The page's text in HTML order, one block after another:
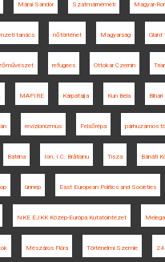
Márai Sándor Szatmárnémeti Magyar-
tanács nőtörténet Magyarság Glant
refugees Ottokar Czernin
MAPIRE Kárpátalja Kun Béla Bihari
revizionizmus Felsőrépa párhuzamos
Batrina Ion. I.C. Brătianu Tisza Bánáti
ünnep East European Politics and Societies
NKE EJKK Közép-Európa Kutatóintézet
Mészáros Flóra Történelmi Szemle